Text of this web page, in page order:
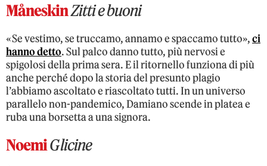
MåneskinZitti e buoni
«Se vestimo, se truccamo, annamo e spaccamo tutto»,ci
hanno detto. Sul palco danno tutto, più nervosi e
spigolosi della prima sera. E il ritornello funziona di più
anche perché dopo la storia del presunto plagio
l’abbiamo ascoltato e riascoltato tutti. In un universo
parallelo non-pandemico, Damiano scende in platea e
ruba una borsetta a una signora.
NoemiGlicine